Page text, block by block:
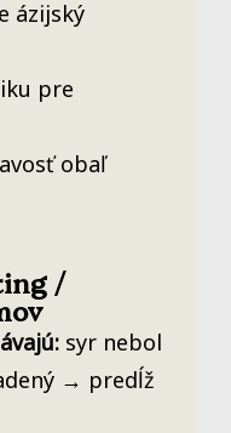
ázijský
pre
obaľ
/
syr nebol
→ predĺž